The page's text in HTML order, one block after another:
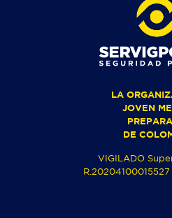
LA
JOVEN
DE
VIGILADO